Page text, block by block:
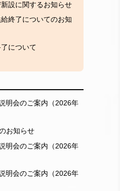
設に関するお知らせ
終了についてのお知
について
明会のご案内（2026年
お知らせ
明会のご案内（2026年
明会のご案内（2026年